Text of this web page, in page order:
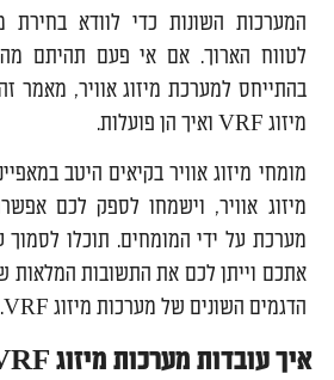
המערכות השונות כדי לוודא
בהתייחס למערכת מיזוג אוויר, מאמר
מיזוג VRF ואיך הן פועלות.
מומחי מיזוג אוויר בקיאים היטב
מיזוג אוויר, וישמחו לספק לכם
מערכת על ידי המומחים. תוכלו לסמוך
אתכם וייתן לכם את התשובות המלאות
הדגמים השונים של מערכות מיזוג VRF.
איך עובדות מערכות מיזוג